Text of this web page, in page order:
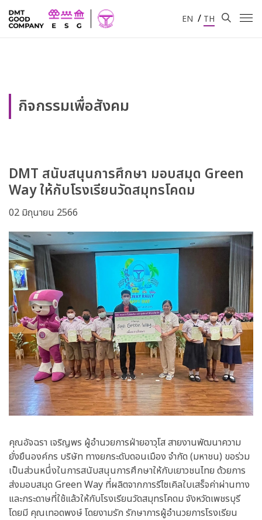
EN / TH
กิจกรรมเพื่อสังคม
DMT สนับสนุนการศึกษา มอบสมุด Green
Way ให้กับโรงเรียนวัดสมุทรโคดม
02 มิถุนายน 2566
คุณอัจฉรา เจริญพร ผู้อำนวยการฝ่ายอาวุโส สายงานพัฒนาความ
ยั่งยืนองค์กร บริษัท ทางยกระดับดอนเมือง จำกัด (มหาชน) ขอร่วม
เป็นส่วนหนึ่งในการสนับสนุนการศึกษาให้กับเยาวชนไทย ด้วยการ
ส่งมอบสมุด Green Way ที่ผลิตจากการรีไซเคิลใบเสร็จค่าผ่านทาง
และกระดาษที่ใช้แล้วให้กับโรงเรียนวัดสมุทรโคดม จังหวัดเพชรบุรี
โดยมี คุณเทอดพงษ์ โดยงามรัก รักษาการผู้อำนวยการโรงเรียน